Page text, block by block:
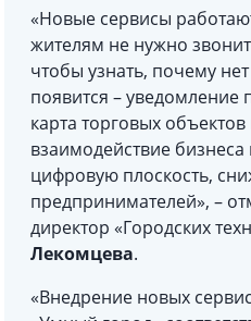
«Новые сервисы
жителям не нужно
чтобы узнать, почему
появится – уведомление
карта торговых
взаимодействие
цифровую плоскость,
предпринимателей», –
директор «Городских
Лекомцева.
«Внедрение новых